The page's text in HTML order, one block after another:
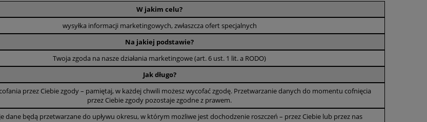
W jakim celu?
wysyłka informacji marketingowych, zwłaszcza ofert specjalnych
Na jakiej podstawie?
Twoja zgoda na nasze działania marketingowe (art. 6 ust. 1 lit. a RODO)
Jak długo?
przez Ciebie zgody – pamiętaj, w każdej chwili możesz wycofać zgodę. Przetwarzanie danych do momentu cofnięcia
przez Ciebie zgody pozostaje zgodne z prawem.
dane będą przetwarzane do upływu okresu, w którym możliwe jest dochodzenie roszczeń – przez Ciebie lub przez nas